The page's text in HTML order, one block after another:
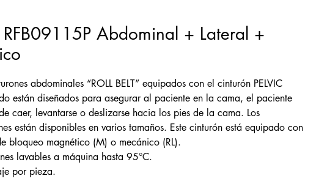
RFB09115P Abdominal + Lateral +
abdominales “ROLL BELT” equipados con el cinturón PELVIC
están diseñados para asegurar al paciente en la cama, el paciente
caer, levantarse o deslizarse hacia los pies de la cama. Los
están disponibles en varios tamaños. Este cinturón está equipado con
bloqueo magnético (M) o mecánico (RL).
lavables a máquina hasta 95°C.
por pieza.